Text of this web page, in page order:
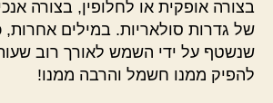
בצורה אופקית או לחלופין, בצורה
של גדרות סולאריות. במילים
שנשטף על ידי השמש לאורך רוב שעות
להפיק ממנו חשמל והרבה ממנו!